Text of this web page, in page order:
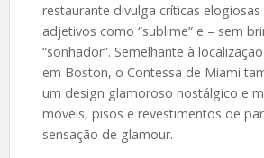
restaurante divulga críticas elogiosas
adjetivos como “sublime” e – sem
“sonhador”. Semelhante à
em Boston, o Contessa de Miami
um design glamoroso nostálgico e
móveis, pisos e revestimentos de
sensação de glamour.